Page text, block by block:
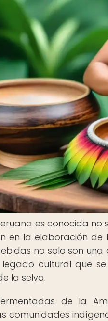
es conocida no
en la elaboración de
no solo son
cultural que
la selva.
de la
comunidades